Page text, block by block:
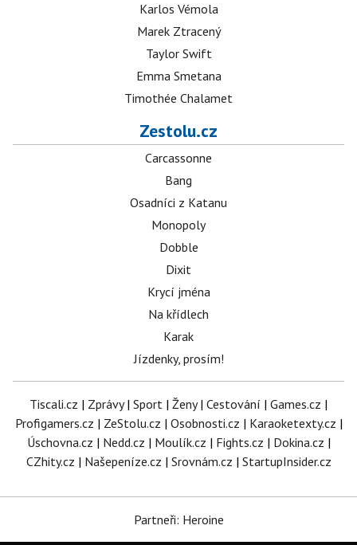
Karlos Vémola
Marek Ztracený
Taylor Swift
Emma Smetana
Timothée Chalamet
Zestolu.cz
Carcassonne
Bang
Osadníci z Katanu
Monopoly
Dobble
Dixit
Krycí jména
Na křídlech
Karak
Jízdenky, prosím!
Tiscali.cz | Zprávy| Sport | Ženy| Cestování | Games.cz |
Profigamers.cz | ZeStolu.cz | Osobnosti.cz | Karaoketexty.cz |
Úschovna.cz | Nedd.cz | Moulík.cz | Fights.cz | Dokina.cz |
CZhity.cz | Našepeníze.cz | Srovnám.cz | StartupInsider.cz
Partneři: Heroine